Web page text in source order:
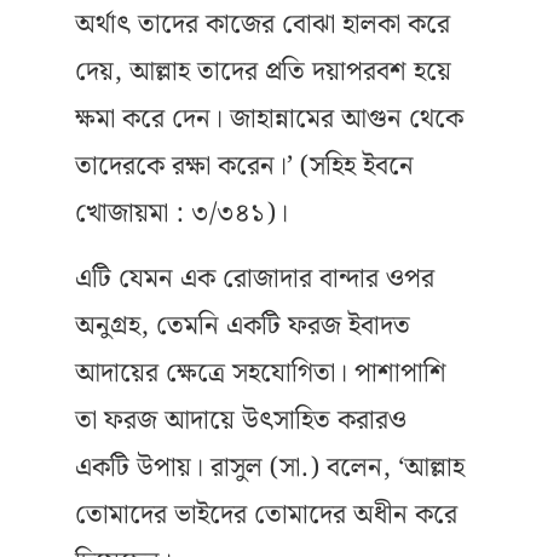
অর্থাৎ তাদের কাজের বোঝা হালকা করে
দেয়, আল্লাহ তাদের প্রতি দয়াপরবশ হয়ে
ক্ষমা করে দেন। জাহান্নামের আগুন থেকে
তাদেরকে রক্ষা করেন।’ (সহিহ ইবনে
খোজায়মা : ৩/৩৪১)।
এটি যেমন এক রোজাদার বান্দার ওপর
অনুগ্রহ, তেমনি একটি ফরজ ইবাদত
আদায়ের ক্ষেত্রে সহযোগিতা। পাশাপাশি
তা ফরজ আদায়ে উৎসাহিত করারও
একটি উপায়। রাসুল (সা.) বলেন, ‘আল্লাহ
তোমাদের ভাইদের তোমাদের অধীন করে